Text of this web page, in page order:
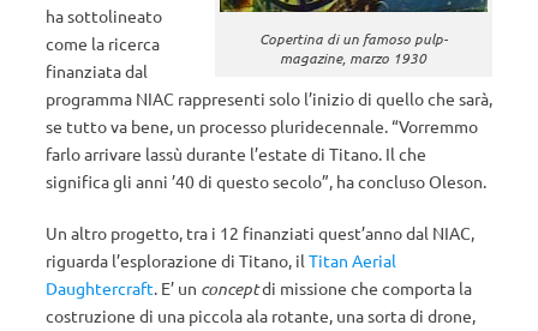
Copertina di un famoso pulp-
magazine, marzo 1930
ha sottolineato
come la ricerca
finanziata dal
programma NIAC rappresenti solo l’inizio di quello che sarà,
se tutto va bene, un processo pluridecennale. “Vorremmo
farlo arrivare lassù durante l’estate di Titano. Il che
significa gli anni ’40 di questo secolo”, ha concluso Oleson.
Un altro progetto, tra i 12 finanziati quest’anno dal NIAC,
riguarda l’esplorazione di Titano, il Titan Aerial
Daughtercraft. E’ un conceptdi missione che comporta la
costruzione di una piccola ala rotante, una sorta di drone,